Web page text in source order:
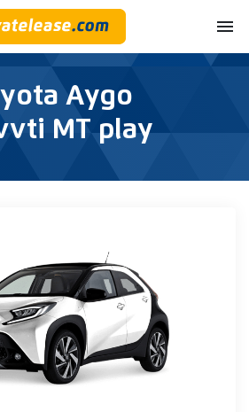
menu
Aygo
MT play